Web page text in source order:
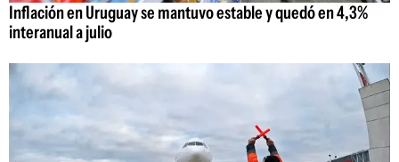
Inflación en Uruguay se mantuvo estable y quedó en 4,3%
interanual a julio